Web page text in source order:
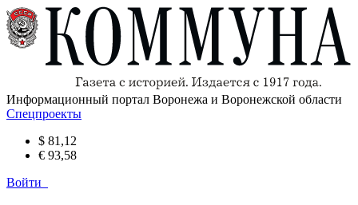
Информационный портал Воронежа и Воронежской области
Спецпроекты
$ 81,12
€ 93,58
Войти